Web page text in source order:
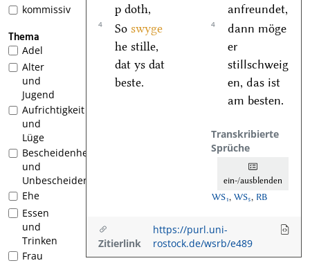
kommissiv
Thema
Adel
Alter
und
Jugend
Aufrichtigkeit
und
Lüge
Bescheidenheit
und
Unbescheidenheit
Ehe
Essen
und
Trinken
Frau
p doth,
anfreundet,
4 So swyge
he stille,
dat ys dat
beste.
4
dann möge
er
stillschweig
en, das ist
am besten.
Transkribierte
Sprüche
ein-/ausblenden
WS₁, WS₅, RB
Zitierlink
https://purl.uni-
rostock.de/wsrb/e489